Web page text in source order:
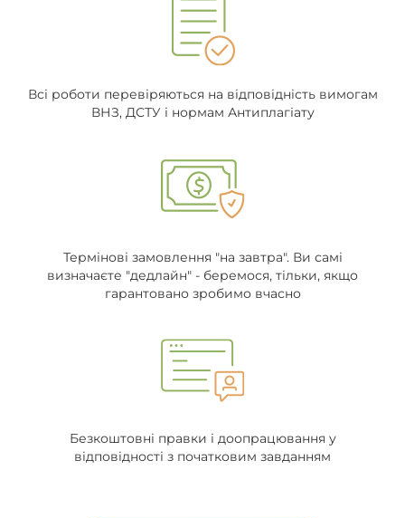
Всі роботи перевіряються на відповідність вимогам
ВНЗ, ДСТУ і нормам Антиплагіату
Термінові замовлення "на завтра". Ви самі
визначаєте "дедлайн" - беремося, тільки, якщо
гарантовано зробимо вчасно
Безкоштовні правки і доопрацювання у
відповідності з початковим завданням